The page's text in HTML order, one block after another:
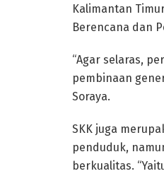
Kalimantan
Berencana dan
“Agar selaras,
pembinaan
Soraya.
SKK juga
penduduk,
berkualitas.